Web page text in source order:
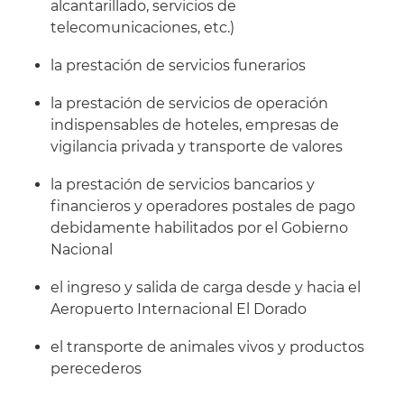
alcantarillado, servicios de
telecomunicaciones, etc.)
la prestación de servicios funerarios
la prestación de servicios de operación
indispensables de hoteles, empresas de
vigilancia privada y transporte de valores
la prestación de servicios bancarios y
financieros y operadores postales de pago
debidamente habilitados por el Gobierno
Nacional
el ingreso y salida de carga desde y hacia el
Aeropuerto Internacional El Dorado
el transporte de animales vivos y productos
perecederos